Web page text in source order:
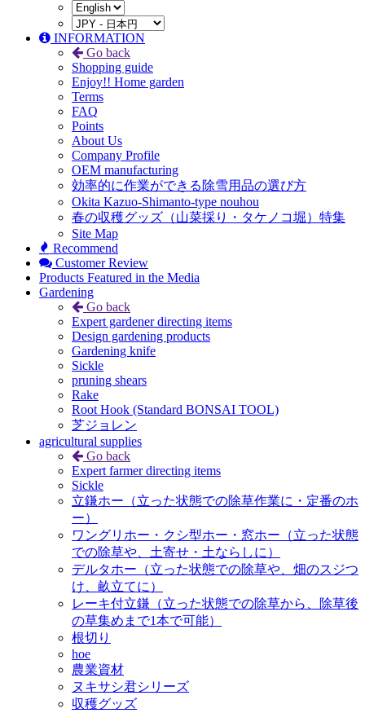
INFORMATION
Go back
Shopping guide
Enjoy!! Home garden
Terms
FAQ
Points
About Us
Company Profile
OEM manufacturing
効率的に作業ができる除雪用品の選び方
Okita Kazuo-Shimanto-type nouhou
春の収穫グッズ（山菜採り・タケノコ堀）特集
Site Map
Recommend
Customer Review
Products Featured in the Media
Gardening
Go back
Expert gardener directing items
Design gardening products
Gardening knife
Sickle
pruning shears
Rake
Root Hook (Standard BONSAI TOOL)
芝ジョレン
agricultural supplies
Go back
Expert farmer directing items
Sickle
立鎌ホー（立った状態での除草作業に・定番のホ
ー）
ワングリホー・クシ型ホー・窓ホー（立った状態
での除草や、土寄せ・土ならしに）
デルタホー（立った状態での除草や、畑のスジつ
け、畝立てに）
レーキ付立鎌（立った状態での除草から、除草後
の草集めまで1本で可能）
根切り
hoe
農業資材
ヌキサシ君シリーズ
収穫グッズ